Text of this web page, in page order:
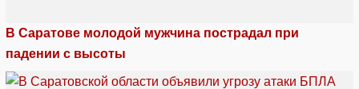
В Саратове молодой мужчина пострадал при
падении с высоты